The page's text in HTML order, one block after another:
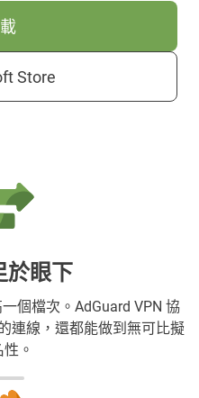
Store
於眼下
個檔次。AdGuard VPN 協
連線，還都能做到無可比擬
。